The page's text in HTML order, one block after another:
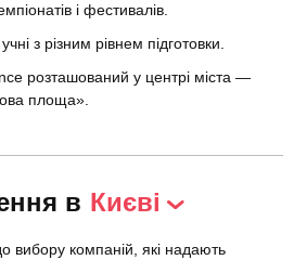
і фестивалів.
з різним рівнем підготовки.
розташований у центрі міста —
площа».
в Києві
вибору компаній, які надають